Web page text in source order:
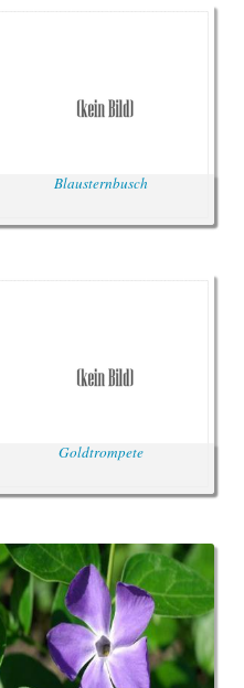
Blausternbusch
Goldtrompete